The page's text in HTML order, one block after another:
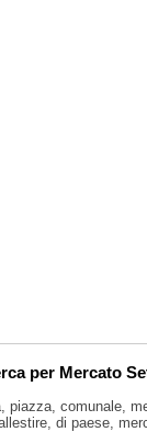
per Mercato
piazza, comunale,
di paese,